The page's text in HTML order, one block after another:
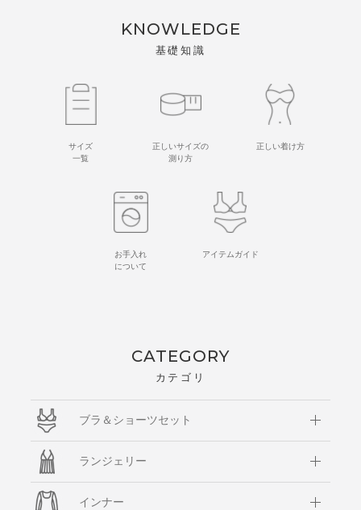
KNOWLEDGE
基礎知識
サイズ
一覧
正しいサイズの
測り方
正しい着け方
お手入れ
について
アイテムガイド
CATEGORY
カテゴリ
ブラ＆ショーツセット
ランジェリー
インナー